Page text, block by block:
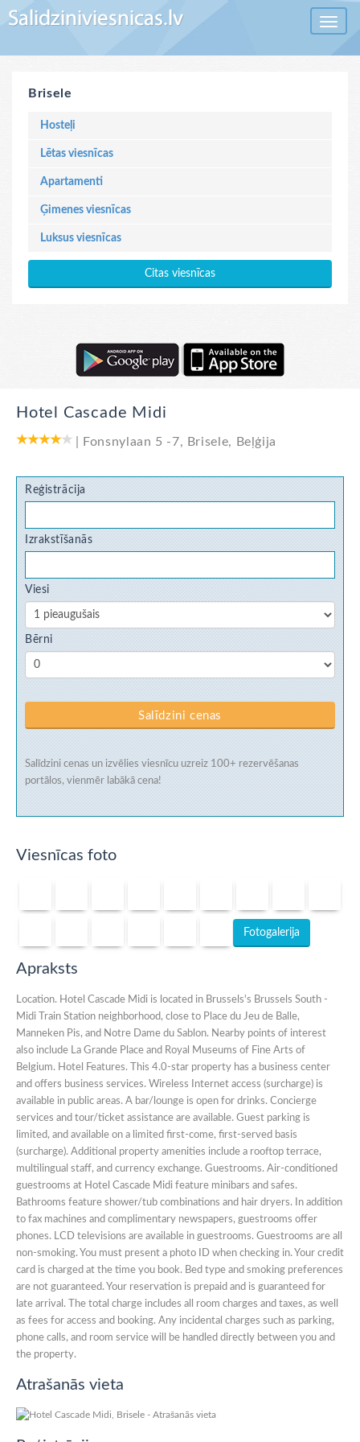
Toggle
Brisele
Hosteļi
Lētas viesnīcas
Apartamenti
Ģimenes viesnīcas
Luksus viesnīcas
Citas viesnīcas
Hotel Cascade Midi
Fonsnylaan 5 -7, Brisele, Beļģija
Reģistrācija
Izrakstīšanās
Viesi
Bērni
Salīdzini cenas
Salīdzini cenas un izvēlies viesnīcu uzreiz 100+ rezervēšanas
portālos, vienmēr labākā cena!
Viesnīcas foto
Fotogalerija
Apraksts
Location. Hotel Cascade Midi is located in Brussels's Brussels South -
Midi Train Station neighborhood, close to Place du Jeu de Balle,
Manneken Pis, and Notre Dame du Sablon. Nearby points of interest
also include La Grande Place and Royal Museums of Fine Arts of
Belgium. Hotel Features. This 4.0-star property has a business center
and offers business services. Wireless Internet access (surcharge) is
available in public areas. A bar/lounge is open for drinks. Concierge
services and tour/ticket assistance are available. Guest parking is
limited, and available on a limited first-come, first-served basis
(surcharge). Additional property amenities include a rooftop terrace,
multilingual staff, and currency exchange. Guestrooms. Air-conditioned
guestrooms at Hotel Cascade Midi feature minibars and safes.
Bathrooms feature shower/tub combinations and hair dryers. In addition
to fax machines and complimentary newspapers, guestrooms offer
phones. LCD televisions are available in guestrooms. Guestrooms are all
non-smoking. You must present a photo ID when checking in. Your credit
card is charged at the time you book. Bed type and smoking preferences
are not guaranteed. Your reservation is prepaid and is guaranteed for
late arrival. The total charge includes all room charges and taxes, as well
as fees for access and booking. Any incidental charges such as parking,
phone calls, and room service will be handled directly between you and
the property.
Atrašanās vieta